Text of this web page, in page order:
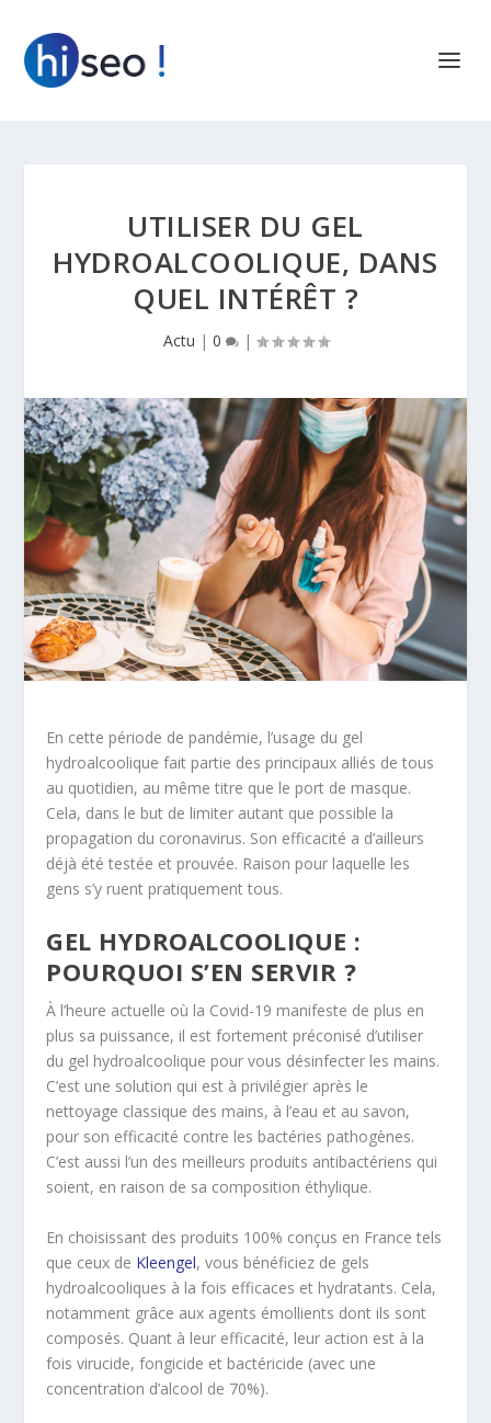
UTILISER DU GEL
HYDROALCOOLIQUE, DANS
QUEL INTÉRÊT ?
Actu | 0 |
En cette période de pandémie, l’usage du gel
hydroalcoolique fait partie des principaux alliés de tous
au quotidien, au même titre que le port de masque.
Cela, dans le but de limiter autant que possible la
propagation du coronavirus. Son efficacité a d’ailleurs
déjà été testée et prouvée. Raison pour laquelle les
gens s’y ruent pratiquement tous.
GEL HYDROALCOOLIQUE :
POURQUOI S’EN SERVIR ?
À l’heure actuelle où la Covid-19 manifeste de plus en
plus sa puissance, il est fortement préconisé d’utiliser
du gel hydroalcoolique pour vous désinfecter les mains.
C’est une solution qui est à privilégier après le
nettoyage classique des mains, à l’eau et au savon,
pour son efficacité contre les bactéries pathogènes.
C’est aussi l’un des meilleurs produits antibactériens qui
soient, en raison de sa composition éthylique.
En choisissant des produits 100% conçus en France tels
que ceux de Kleengel, vous bénéficiez de gels
hydroalcooliques à la fois efficaces et hydratants. Cela,
notamment grâce aux agents émollients dont ils sont
composés. Quant à leur efficacité, leur action est à la
fois virucide, fongicide et bactéricide (avec une
concentration d’alcool de 70%).